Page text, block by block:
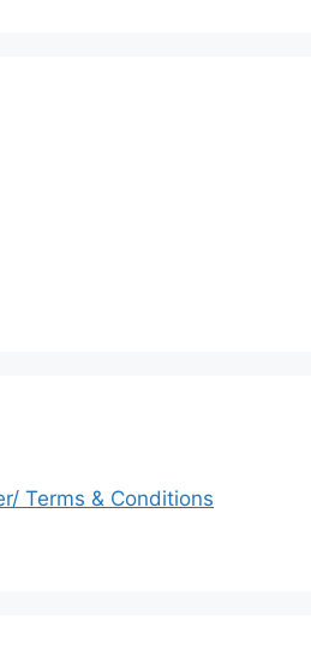
Terms & Conditions